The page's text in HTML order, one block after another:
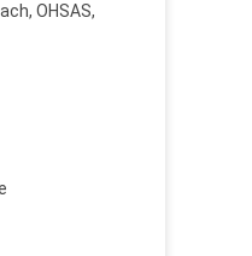
OHSAS,